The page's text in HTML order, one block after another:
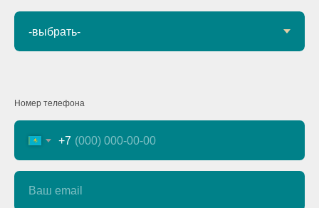
Номер телефона
+7
Ваш email